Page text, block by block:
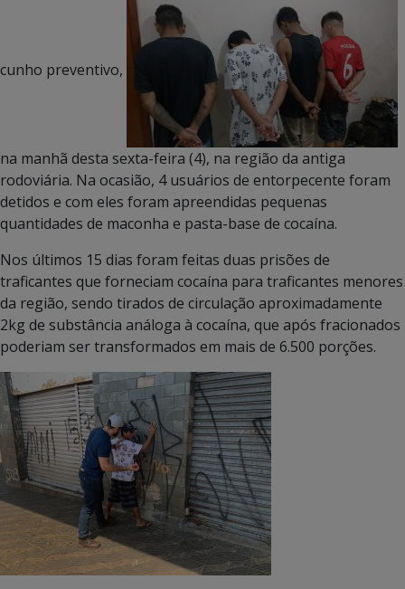
cunho preventivo,
na manhã desta sexta-feira (4), na região da antiga
rodoviária. Na ocasião, 4 usuários de entorpecente foram
detidos e com eles foram apreendidas pequenas
quantidades de maconha e pasta-base de cocaína.
Nos últimos 15 dias foram feitas duas prisões de
traficantes que forneciam cocaína para traficantes menores
da região, sendo tirados de circulação aproximadamente
2kg de substância análoga à cocaína, que após fracionados
poderiam ser transformados em mais de 6.500 porções.